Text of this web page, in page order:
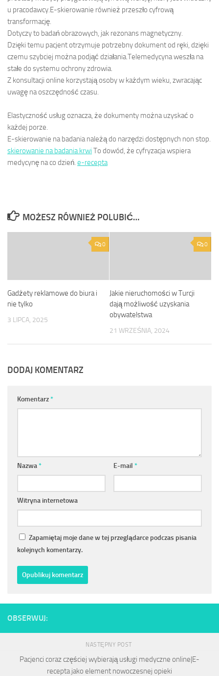
u pracodawcy.E-skierowanie również przeszło cyfrową
transformację.
Dotyczy to badań obrazowych, jak rezonans magnetyczny.
Dzięki temu pacjent otrzymuje potrzebny dokument od ręki, dzięki
czemu szybciej można podjąć działania.Telemedycyna weszła na
stałe do systemu ochrony zdrowia.
Z konsultacji online korzystają osoby w każdym wieku, zwracając
uwagę na oszczędność czasu.
Elastyczność usług oznacza, że dokumenty można uzyskać o
każdej porze.
E-skierowanie na badania należą do narzędzi dostępnych non stop.
skierowanie na badania krwi To dowód, że cyfryzacja wspiera
medycynę na co dzień. e-recepta
MOŻESZ RÓWNIEŻ POLUBIĆ…
0
Gadżety reklamowe do biura i
nie tylko
3 LIPCA, 2025
0
Jakie nieruchomości w Turcji
dają możliwość uzyskania
obywatelstwa
21 WRZEŚNIA, 2024
DODAJ KOMENTARZ
Komentarz*
Nazwa* E-mail *
Witryna internetowa
Zapamiętaj moje dane w tej przeglądarce podczas pisania
kolejnych komentarzy.
OBSERWUJ:
NASTĘPNY POST
Pacjenci coraz częściej wybierają usługi medyczne online|E-
recepta jako element nowoczesnej opieki